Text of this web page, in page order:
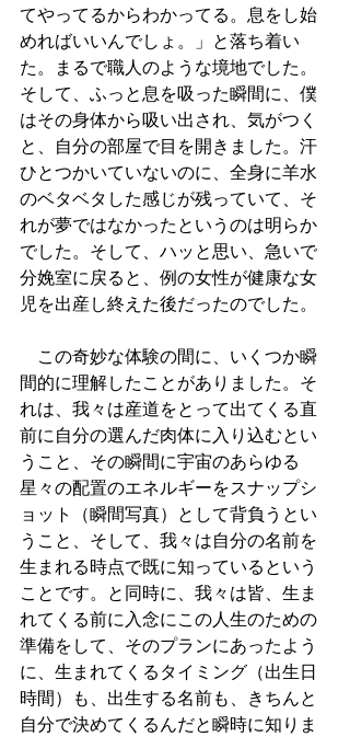
てやってるからわかってる。息をし始
めればいいんでしょ。」と落ち着い
た。まるで職人のような境地でした。
そして、ふっと息を吸った瞬間に、僕
はその身体から吸い出され、気がつく
と、自分の部屋で目を開きました。汗
ひとつかいていないのに、全身に羊水
のベタベタした感じが残っていて、そ
れが夢ではなかったというのは明らか
でした。そして、ハッと思い、急いで
分娩室に戻ると、例の女性が健康な女
児を出産し終えた後だったのでした。
この奇妙な体験の間に、いくつか瞬
間的に理解したことがありました。そ
れは、我々は産道をとって出てくる直
前に自分の選んだ肉体に入り込むとい
うこと、その瞬間に宇宙のあらゆる
星々の配置のエネルギーをスナップシ
ョット（瞬間写真）として背負うとい
うこと、そして、我々は自分の名前を
生まれる時点で既に知っているという
ことです。と同時に、我々は皆、生ま
れてくる前に入念にこの人生のための
準備をして、そのプランにあったよう
に、生まれてくるタイミング（出生日
時間）も、出生する名前も、きちんと
自分で決めてくるんだと瞬時に知りま